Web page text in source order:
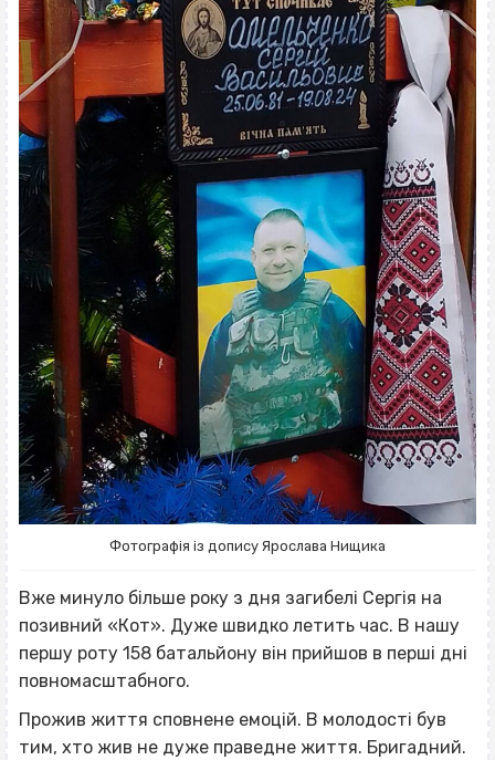
Фотографія із допису Ярослава Нищика
Вже минуло більше року з дня загибелі Сергія на
позивний «Кот». Дуже швидко летить час. В нашу
першу роту 158 батальйону він прийшов в перші дні
повномасштабного.
Прожив життя сповнене емоцій. В молодості був
тим, хто жив не дуже праведне життя. Бригадний.